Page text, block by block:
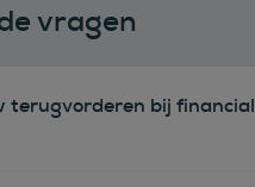
vragen
terugvorderen bij financial